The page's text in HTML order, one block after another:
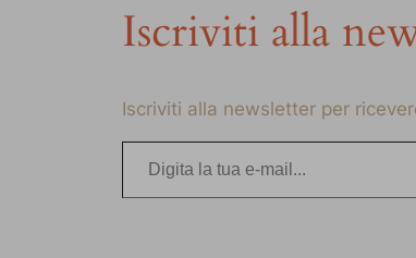
Iscriviti alla
Iscriviti alla newsletter per
Digita la tua e-mail…